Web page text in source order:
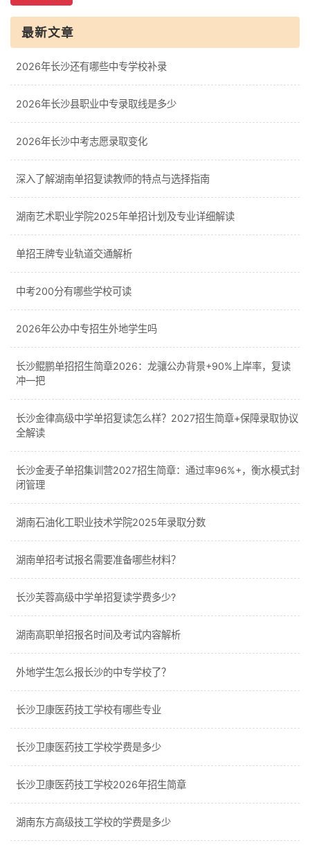
最新文章
2026年长沙还有哪些中专学校补录
2026年长沙县职业中专录取线是多少
2026年长沙中考志愿录取变化
深入了解湖南单招复读教师的特点与选择指南
湖南艺术职业学院2025年单招计划及专业详细解读
单招王牌专业轨道交通解析
中考200分有哪些学校可读
2026年公办中专招生外地学生吗
长沙鲲鹏单招招生简章2026：龙骧公办背景+90%上岸率，复读
冲一把
长沙金律高级中学单招复读怎么样？2027招生简章+保障录取协议
全解读
长沙金麦子单招集训营2027招生简章：通过率96%+，衡水模式封
闭管理
湖南石油化工职业技术学院2025年录取分数
湖南单招考试报名需要准备哪些材料？
长沙芙蓉高级中学单招复读学费多少?
湖南高职单招报名时间及考试内容解析
外地学生怎么报长沙的中专学校了？
长沙卫康医药技工学校有哪些专业
长沙卫康医药技工学校学费是多少
长沙卫康医药技工学校2026年招生简章
湖南东方高级技工学校的学费是多少